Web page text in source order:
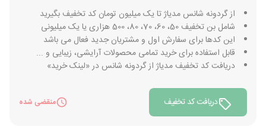
از گردونه شانس مدیاژ تا یک میلیون تومان کد تخفیف بگیرید
شامل بن تخفیف 50، 60، 70، 80، 500 هزاری یا یک میلیونی
این کدها برای سفارش اول و مشتریان جدید فعال می باشد
قابل استفاده برای خرید تمامی محصولات آرایشی، زیبایی و ...
دریافت کد تخفیف مدیاژ از گردونه شانس در «لینک خرید»
دریافت کد تخفیف منقضی شده